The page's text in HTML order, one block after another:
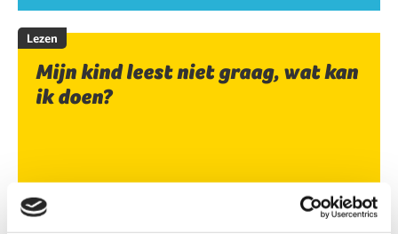
Lezen
Mijn kind leest niet graag, wat kan
ik doen?